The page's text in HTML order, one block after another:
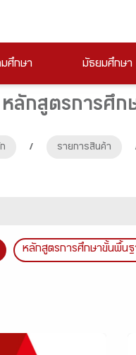
มศึกษา มัธยมศึกษา
หลักสูตรการศึก
/ รายการสินค้า
หลักสูตรการศึกษาขั้นพื้นฐ